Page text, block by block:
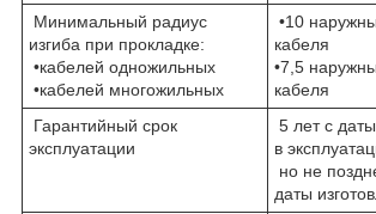
Минимальный радиус
изгиба при прокладке:
•кабелей одножильных
•кабелей многожильных
•10
кабеля
•7,5
кабеля
Гарантийный срок
эксплуатации
5 лет с
в
но не
даты